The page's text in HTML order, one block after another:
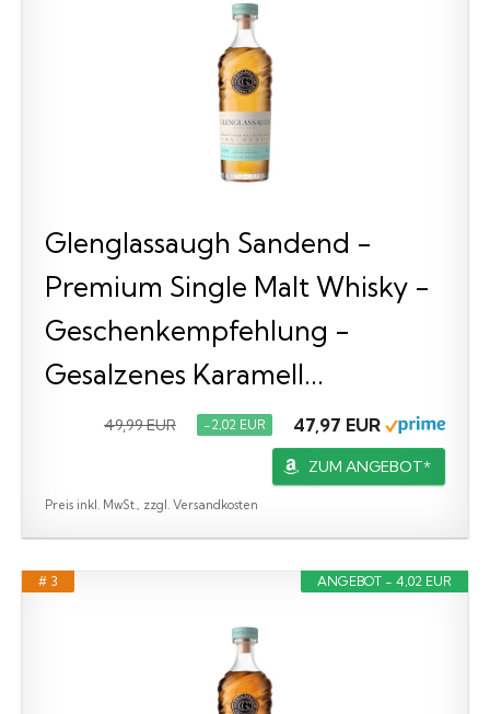
Glenglassaugh Sandend -
Premium Single Malt Whisky -
Geschenkempfehlung -
Gesalzenes Karamell...
49,99 EUR −2,02 EUR 47,97 EUR
ZUM ANGEBOT*
Preis inkl. MwSt., zzgl. Versandkosten
ANGEBOT - 4,02 EUR
# 3